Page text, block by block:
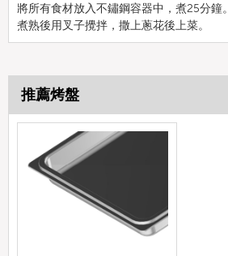
將所有食材放入不鏽鋼容器中，煮25分鐘。
煮熟後用叉子攪拌，撒上蔥花後上菜。
推薦烤盤